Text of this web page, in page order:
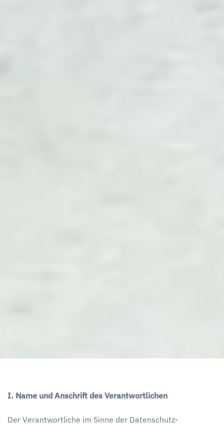
I. Name und Anschrift des Verantwortlichen
Der Verantwortliche im Sinne der Datenschutz-